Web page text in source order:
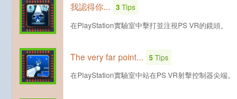
我認得你... 3Tips
在PlayStation實驗室中擊打並注視PS VR的鏡頭。
The very far point... 5Tips
在PlayStation實驗室中站在PS VR射擊控制器尖端。